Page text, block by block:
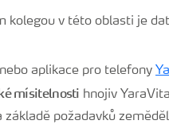
kolegou v této oblasti je
nebo aplikace pro telefony
mísitelnosti hnojiv
základě požadavků